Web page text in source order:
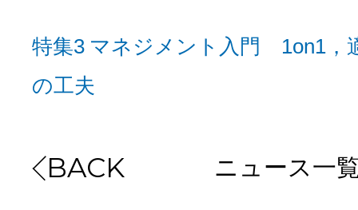
サステナビリティ
特集3 マネジメント入門 1on1，
の工夫
BACK ニュース一